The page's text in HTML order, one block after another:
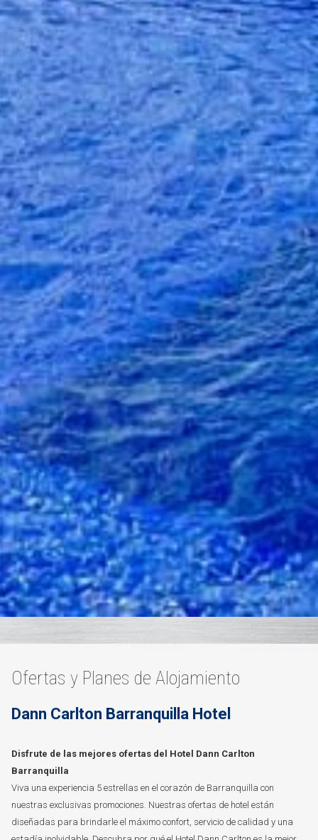
Ofertas y Planes de Alojamiento
Dann Carlton Barranquilla Hotel
Disfrute de las mejores ofertas del Hotel Dann Carlton
Barranquilla
Viva una experiencia 5 estrellas en el corazón de Barranquilla con
nuestras exclusivas promociones. Nuestras ofertas de hotel están
diseñadas para brindarle el máximo confort, servicio de calidad y una